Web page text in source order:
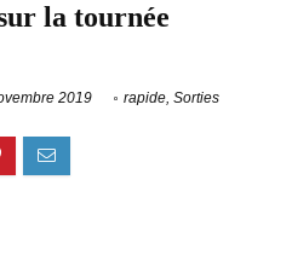
la tournée
2019 rapide, Sorties